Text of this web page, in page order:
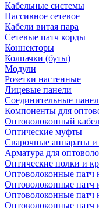
Кабельные системы
Пассивное сетевое
Кабели витая пара
Сетевые патч корды
Коннекторы
Колпачки (буты)
Модули
Розетки настенные
Лицевые панели
Соединительные
Компоненты для
Оптоволоконный
Оптические муфты
Сварочные аппараты и
Арматура для
Оптические полки и
Оптоволоконные патч
Оптоволоконные
Оптоволоконные патч
Оптоволоконные патч